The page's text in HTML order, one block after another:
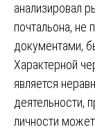
анализировал
почтальона,
документами,
Характерной
является
деятельности,
личности